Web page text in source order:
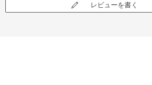
レビューを書く